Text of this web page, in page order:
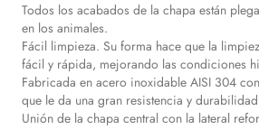
Todos los acabados de la chapa están
en los animales.
Fácil limpieza. Su forma hace que la
fácil y rápida, mejorando las condiciones
Fabricada en acero inoxidable AISI 304
que le da una gran resistencia y
Unión de la chapa central con la lateral